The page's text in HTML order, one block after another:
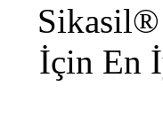
İçin En